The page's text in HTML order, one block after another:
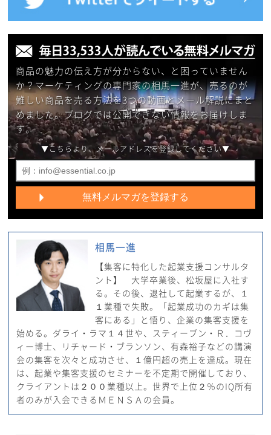
商品の魅力の伝え方が分からない、と困っていません
か？マーケティングの専門家の相馬一進が、売るのが
難しい商品を売る方法を3つの動画とメール解説にまと
めました。ブログでは公開できない情報をお届けしま
す。
▼こちらより、メールアドレスを登録してください▼
相馬一進
【集客に特化した起業支援コンサルタ
ント】 大学卒業後、松坂屋に入社す
る。その後、退社して起業するが、１
１業種で失敗。「起業成功のカギは集
客にある」と悟り、企業の集客支援を
始める。ダライ・ラマ１４世や、スティーブン・Ｒ．コヴ
ィー博士、リチャード・ブランソン、有森裕子などの講演
会の集客を次々と成功させ、１億円超の売上を達成。現在
は、起業や集客支援のセミナーを不定期で開催しており、
クライアントは２００業種以上。世界で上位２％のIQ所有
者のみが入会できるＭＥＮＳＡの会員。